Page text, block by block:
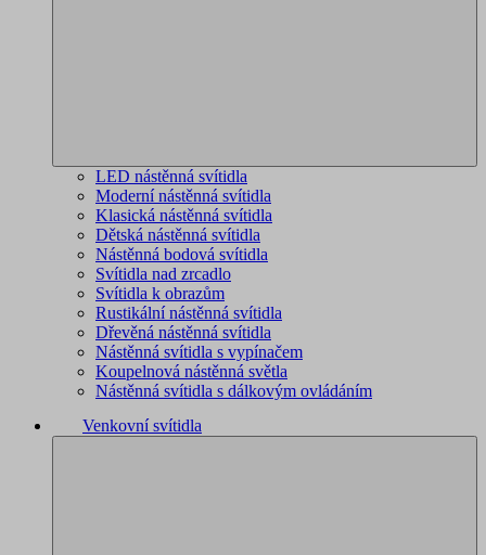
LED nástěnná svítidla
Moderní nástěnná svítidla
Klasická nástěnná svítidla
Dětská nástěnná svítidla
Nástěnná bodová svítidla
Svítidla nad zrcadlo
Svítidla k obrazům
Rustikální nástěnná svítidla
Dřevěná nástěnná svítidla
Nástěnná svítidla s vypínačem
Koupelnová nástěnná světla
Nástěnná svítidla s dálkovým ovládáním
Venkovní svítidla